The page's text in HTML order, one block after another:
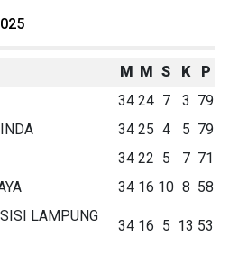
M M S K
P
34 24 7 3 79
34 25 4 5 79
34 22 5 7 71
34 16 10 8 58
LAMPUNG
34 16 5 13 53